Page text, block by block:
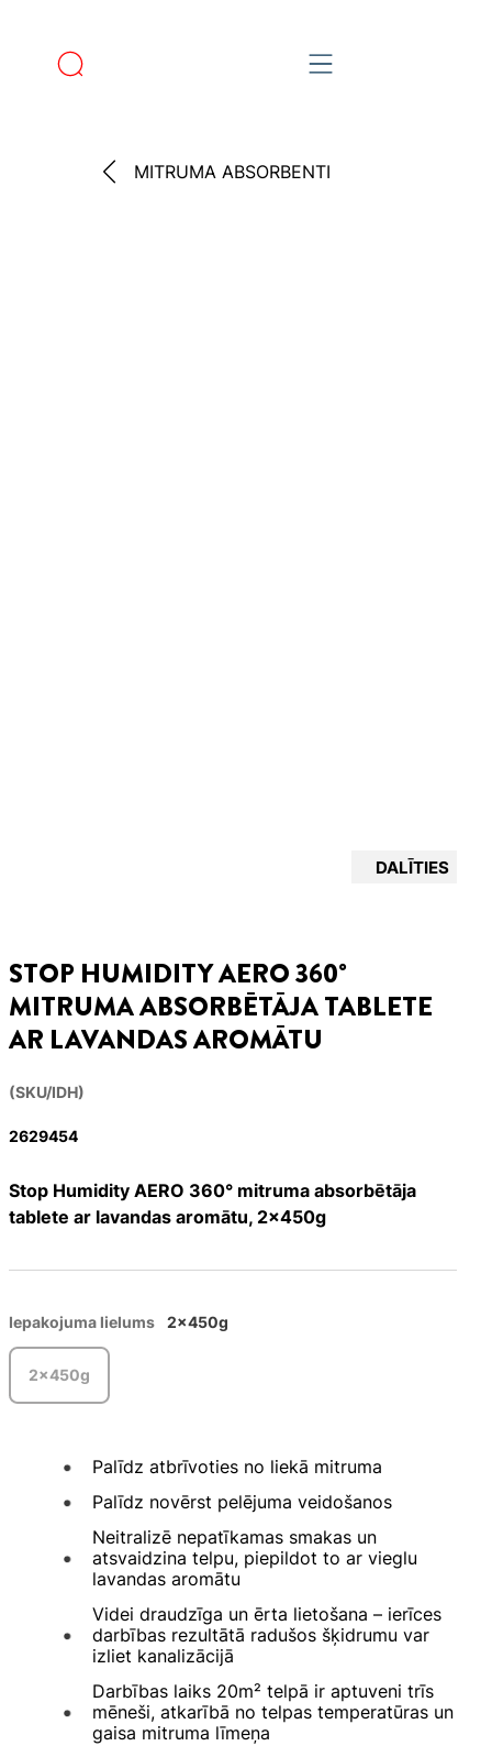
MITRUMA ABSORBENTI
DALĪTIES
STOP HUMIDITY AERO 360°
MITRUMA ABSORBĒTĀJA TABLETE
AR LAVANDAS AROMĀTU
(SKU/IDH)
2629454
Stop Humidity AERO 360° mitruma absorbētāja
tablete ar lavandas aromātu, 2x450g
Iepakojuma lielums 2x450g
2x450g
Palīdz atbrīvoties no liekā mitruma
Palīdz novērst pelējuma veidošanos
Neitralizē nepatīkamas smakas un
atsvaidzina telpu, piepildot to ar vieglu
lavandas aromātu
Videi draudzīga un ērta lietošana – ierīces
darbības rezultātā radušos šķidrumu var
izliet kanalizācijā
Darbības laiks 20m² telpā ir aptuveni trīs
mēneši, atkarībā no telpas temperatūras un
gaisa mitruma līmeņa